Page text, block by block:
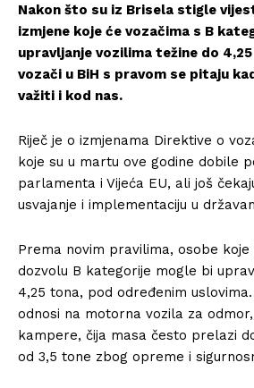
Nakon što su iz Brisela stigle
izmjene koje će vozačima s B
upravljanje vozilima težine do
vozači u BiH s pravom se pitaju
važiti i kod nas.
Riječ je o izmjenama Direktive o
koje su u martu ove godine dobile
parlamenta i Vijeća EU, ali još
usvajanje i implementaciju u
Prema novim pravilima, osobe koje
dozvolu B kategorije mogle bi
4,25 tona, pod određenim
odnosi na motorna vozila za
kampere, čija masa često prelazi
od 3,5 tone zbog opreme i